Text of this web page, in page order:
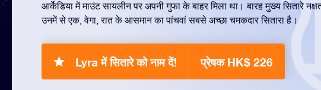
आर्केडिया में माउंट सायलीन पर अपनी गुफा के बाहर मिला था। बारह मुख्य सितारे
उनमें से एक, वेगा, रात के आसमान का पांचवां सबसे अच्छा चमकदार सितारा है।
Lyra में सितारे को नाम दें! प्रेषक HK$ 226